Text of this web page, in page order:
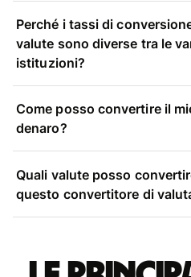
Perché i tassi di
valute sono diverse tra le
istituzioni?
Come posso convertire il
denaro?
Quali valute posso
questo convertitore di